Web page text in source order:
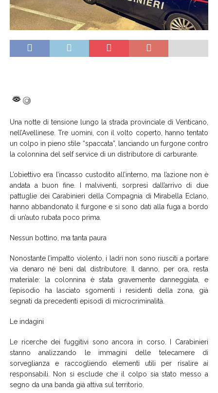
Una notte di tensione lungo la strada provinciale di Venticano,
nell’Avellinese. Tre uomini, con il volto coperto, hanno tentato
un colpo in pieno stile “spaccata”, lanciando un furgone contro
la colonnina del self service di un distributore di carburante.
L’obiettivo era l’incasso custodito all’interno, ma l’azione non è
andata a buon fine. I malviventi, sorpresi dall’arrivo di due
pattuglie dei Carabinieri della Compagnia di Mirabella Eclano,
hanno abbandonato il furgone e si sono dati alla fuga a bordo
di un’auto rubata poco prima.
Nessun bottino, ma tanta paura
Nonostante l’impatto violento, i ladri non sono riusciti a portare
via denaro né beni dal distributore. Il danno, per ora, resta
materiale: la colonnina è stata gravemente danneggiata, e
l’episodio ha lasciato sgomenti i residenti della zona, già
segnati da precedenti episodi di microcriminalità.
Le indagini
Le ricerche dei fuggitivi sono ancora in corso. I Carabinieri
stanno analizzando le immagini delle telecamere di
sorveglianza e raccogliendo elementi utili per risalire ai
responsabili. Non si esclude che il colpo sia stato messo a
segno da una banda già attiva sul territorio.